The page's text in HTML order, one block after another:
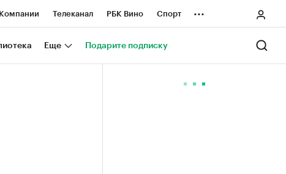
Телеканал РБК Вино Спорт
проекты Город
...
Еще Подарите подписку